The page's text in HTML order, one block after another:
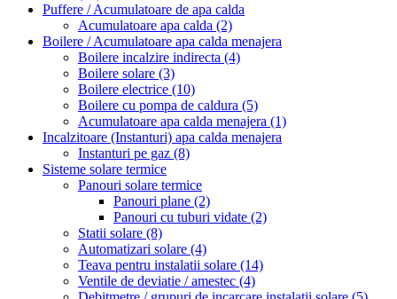
Puffere / Acumulatoare de apa calda
Acumulatoare apa calda (2)
Boilere / Acumulatoare apa calda menajera
Boilere incalzire indirecta (4)
Boilere solare (3)
Boilere electrice (10)
Boilere cu pompa de caldura (5)
Acumulatoare apa calda menajera (1)
Incalzitoare (Instanturi) apa calda menajera
Instanturi pe gaz (8)
Sisteme solare termice
Panouri solare termice
Panouri plane (2)
Panouri cu tuburi vidate (2)
Statii solare (8)
Automatizari solare (4)
Teava pentru instalatii solare (14)
Ventile de deviatie / amestec (4)